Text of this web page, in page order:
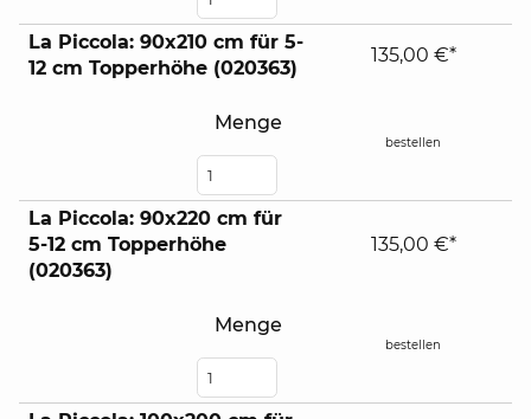
La Piccola: 90x210 cm für 5-
12 cm Topperhöhe (020363)
Menge
135,00 €*
bestellen
La Piccola: 90x220 cm für
5-12 cm Topperhöhe
(020363)
Menge
135,00 €*
bestellen